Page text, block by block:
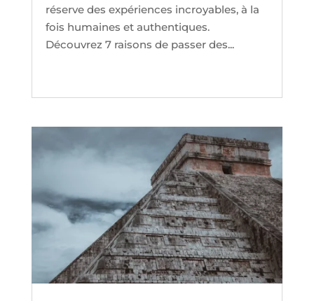
réserve des expériences incroyables, à la
fois humaines et authentiques.
Découvrez 7 raisons de passer des...